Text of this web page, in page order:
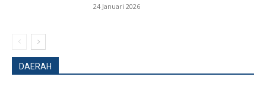
24 Januari 2026
DAERAH